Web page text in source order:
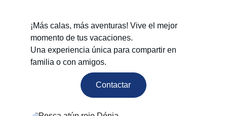
¡Más calas, más aventuras! Vive el mejor
momento de tus vacaciones.
Una experiencia única para compartir en
familia o con amigos.
Contactar